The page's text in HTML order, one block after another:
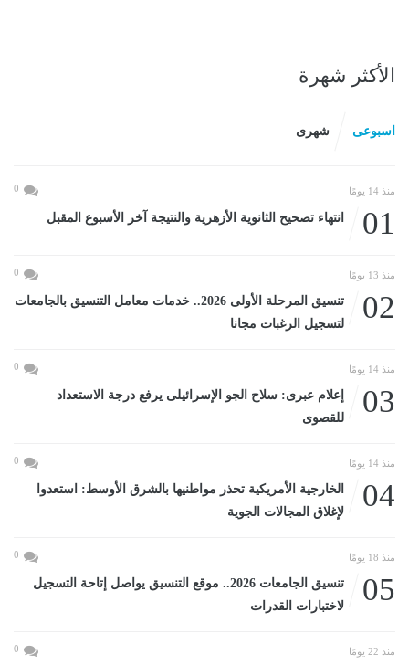
الأكثر شهرة
اسبوعى شهرى
منذ 14 يومًا 0
01 انتهاء تصحيح الثانوية الأزهرية والنتيجة آخر الأسبوع المقبل
منذ 13 يومًا 0
02
تنسيق المرحلة الأولى 2026.. خدمات معامل التنسيق بالجامعات
لتسجيل الرغبات مجانا
منذ 14 يومًا 0
03
إعلام عبرى: سلاح الجو الإسرائيلى يرفع درجة الاستعداد
للقصوى
منذ 14 يومًا 0
04
الخارجية الأمريكية تحذر مواطنيها بالشرق الأوسط: استعدوا
لإغلاق المجالات الجوية
منذ 18 يومًا 0
05
تنسيق الجامعات 2026.. موقع التنسيق يواصل إتاحة التسجيل
لاختبارات القدرات
منذ 22 يومًا 0